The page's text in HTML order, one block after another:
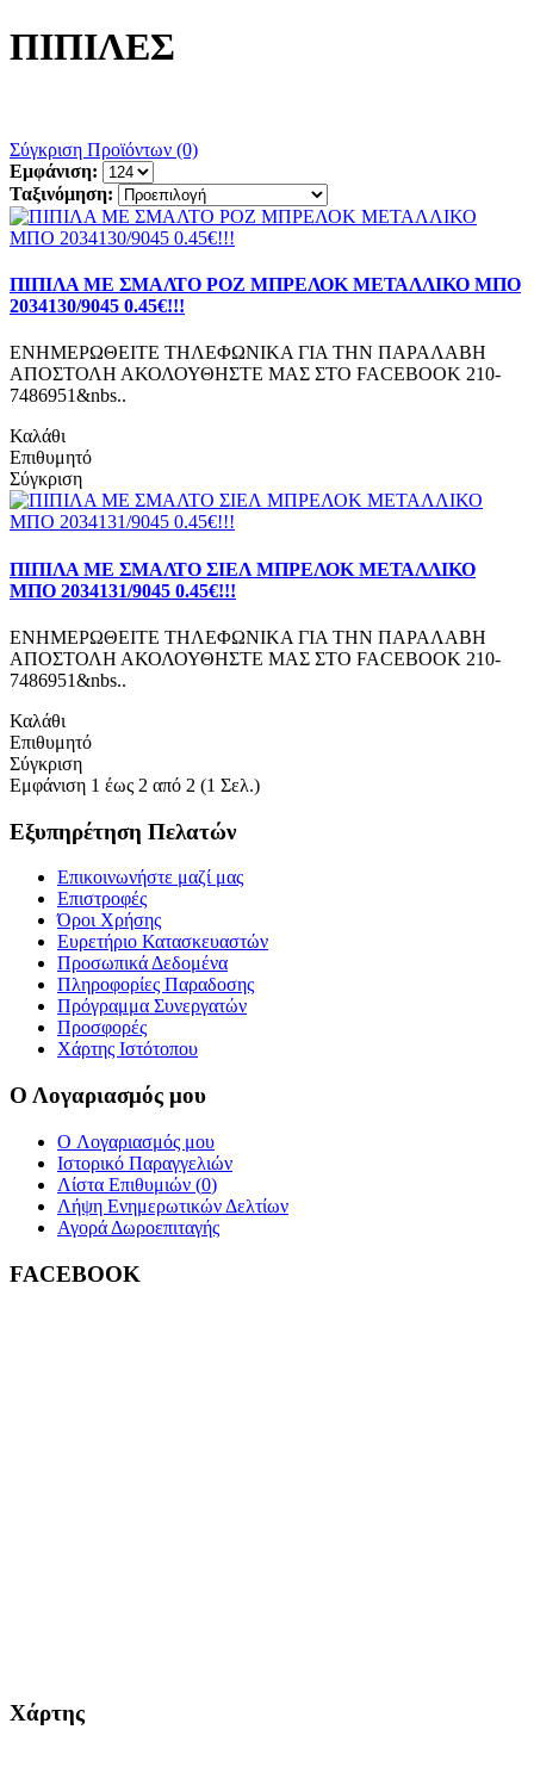
ΠΙΠΙΛΕΣ
Σύγκριση Προϊόντων (0)
Εμφάνιση:
Ταξινόμηση:
ΠΙΠΙΛΑ ΜΕ ΣΜΑΛΤΟ ΡΟΖ ΜΠΡΕΛΟΚ ΜΕΤΑΛΛΙΚΟ ΜΠΟ
2034130/9045 0.45€!!!
ΕΝΗΜΕΡΩΘΕΙΤΕ ΤΗΛΕΦΩΝΙΚΑ ΓΙΑ ΤΗΝ ΠΑΡΑΛΑΒΗ
ΑΠΟΣΤΟΛΗ ΑΚΟΛΟΥΘΗΣΤΕ ΜΑΣ ΣΤΟ FACEBOOK 210-
7486951&nbs..
Καλάθι
Επιθυμητό
Σύγκριση
ΠΙΠΙΛΑ ΜΕ ΣΜΑΛΤΟ ΣΙΕΛ ΜΠΡΕΛΟΚ ΜΕΤΑΛΛΙΚΟ
ΜΠΟ 2034131/9045 0.45€!!!
ΕΝΗΜΕΡΩΘΕΙΤΕ ΤΗΛΕΦΩΝΙΚΑ ΓΙΑ ΤΗΝ ΠΑΡΑΛΑΒΗ
ΑΠΟΣΤΟΛΗ ΑΚΟΛΟΥΘΗΣΤΕ ΜΑΣ ΣΤΟ FACEBOOK 210-
7486951&nbs..
Καλάθι
Επιθυμητό
Σύγκριση
Εμφάνιση 1 έως 2 από 2 (1 Σελ.)
Εξυπηρέτηση Πελατών
Επικοινωνήστε μαζί μας
Επιστροφές
Όροι Χρήσης
Ευρετήριο Κατασκευαστών
Προσωπικά Δεδομένα
Πληροφορίες Παραδοσης
Πρόγραμμα Συνεργατών
Προσφορές
Χάρτης Ιστότοπου
Ο Λογαριασμός μου
O Λογαριασμός μου
Ιστορικό Παραγγελιών
Λίστα Επιθυμιών (0)
Λήψη Ενημερωτικών Δελτίων
Αγορά Δωροεπιταγής
FACEBOOK
Χάρτης